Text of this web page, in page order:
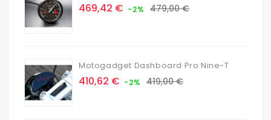
Prix
469,42 € -2% Prix
479,00 €
Motogadget Dashboard Pro Nine-T
Prix
410,62 € -2% Prix
419,00 €